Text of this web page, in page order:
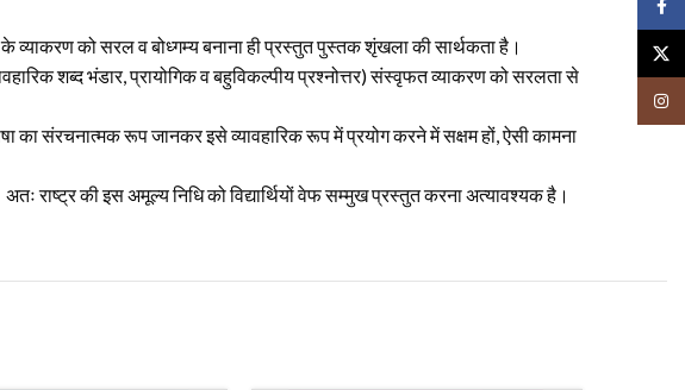
को सरल व बोध्गम्य बनाना ही प्रस्तुत पुस्तक शृंखला की सार्थकता है।
शब्द भंडार, प्रायोगिक व बहुविकल्पीय प्रश्नोत्तर) संस्वृफत व्याकरण को सरलता से
का संरचनात्मक रूप जानकर इसे व्यावहारिक रूप में प्रयोग करने में सक्षम हों, ऐसी कामना
राष्ट्र की इस अमूल्य निधि को विद्यार्थियों वेफ सम्मुख प्रस्तुत करना अत्यावश्यक है।